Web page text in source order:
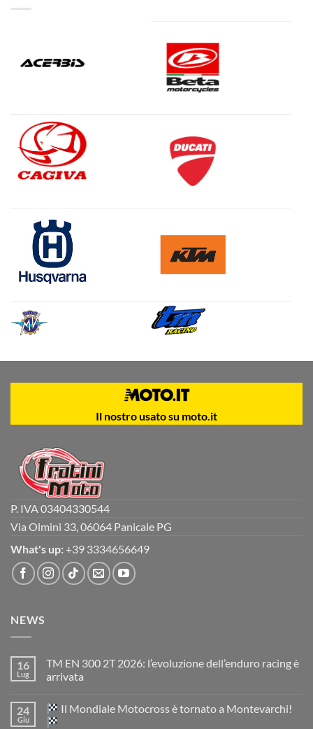
Il nostro usato su moto.it
P. IVA 03404330544
Via Olmini 33, 06064 Panicale PG
What's up: +39 3334656649
NEWS
16
Lug
TM EN 300 2T 2026: l’evoluzione dell’enduro racing è
arrivata
su
TM
EN
24
Giu
Il Mondiale Motocross è tornato a Montevarchi!